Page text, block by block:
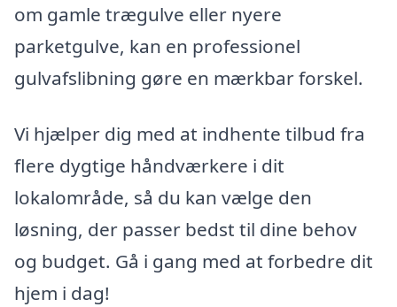
om gamle trægulve eller nyere
parketgulve, kan en professionel
gulvafslibning gøre en mærkbar forskel.
Vi hjælper dig med at indhente tilbud fra
flere dygtige håndværkere i dit
lokalområde, så du kan vælge den
løsning, der passer bedst til dine behov
og budget. Gå i gang med at forbedre dit
hjem i dag!